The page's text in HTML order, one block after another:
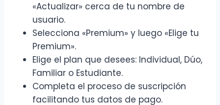
«Actualizar» cerca de tu nombre de
usuario.
Selecciona «Premium» y luego «Elige tu
Premium».
Elige el plan que desees: Individual, Dúo,
Familiar o Estudiante.
Completa el proceso de suscripción
facilitando tus datos de pago.